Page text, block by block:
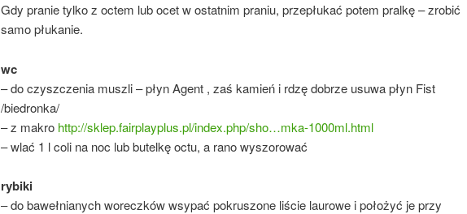
Gdy pranie tylko z octem lub ocet w ostatnim praniu, przepłukać potem pralkę – zrobić
samo płukanie.
wc
– do czyszczenia muszli – płyn Agent , zaś kamień i rdzę dobrze usuwa płyn Fist
/biedronka/
– z makro http://sklep.fairplayplus.pl/index.php/sho…mka-1000ml.html
– wlać 1 l coli na noc lub butelkę octu, a rano wyszorować
rybiki
– do bawełnianych woreczków wsypać pokruszone liście laurowe i położyć je przy